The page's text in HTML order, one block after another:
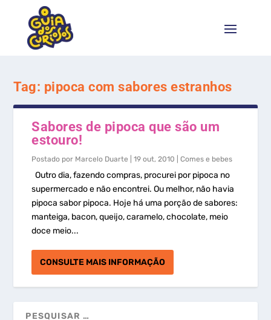
Tag: pipoca com sabores estranhos
Sabores de pipoca que são um
estouro!
Postado por Marcelo Duarte |19 out, 2010 |Comes e bebes
Outro dia, fazendo compras, procurei por pipoca no
supermercado e não encontrei. Ou melhor, não havia
pipoca sabor pipoca. Hoje há uma porção de sabores:
manteiga, bacon, queijo, caramelo, chocolate, meio
doce meio...
CONSULTE MAIS INFORMAÇÃO